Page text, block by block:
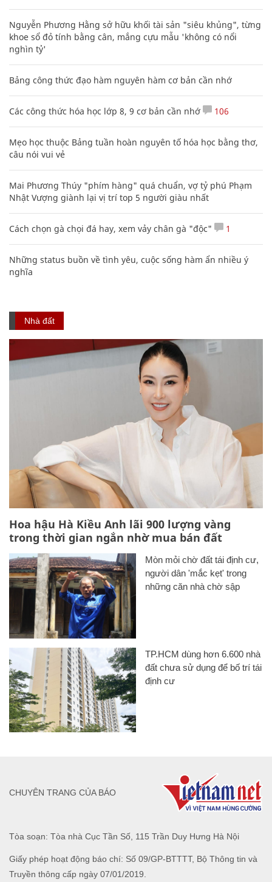
Nguyễn Phương Hằng sở hữu khối tài sản "siêu khủng", từng
khoe sổ đỏ tính bằng cân, mắng cựu mẫu 'không có nổi
nghìn tỷ'
Bảng công thức đạo hàm nguyên hàm cơ bản cần nhớ
Các công thức hóa học lớp 8, 9 cơ bản cần nhớ 106
Mẹo học thuộc Bảng tuần hoàn nguyên tố hóa học bằng thơ,
câu nói vui vẻ
Mai Phương Thúy "phím hàng" quá chuẩn, vợ tỷ phú Phạm
Nhật Vượng giành lại vị trí top 5 người giàu nhất
Cách chọn gà chọi đá hay, xem vảy chân gà "độc" 1
Những status buồn về tình yêu, cuộc sống hàm ẩn nhiều ý
nghĩa
Nhà đất
Hoa hậu Hà Kiều Anh lãi 900 lượng vàng
trong thời gian ngắn nhờ mua bán đất
Mòn mỏi chờ đất tái định cư,
người dân 'mắc kẹt' trong
những căn nhà chờ sập
TP.HCM dùng hơn 6.600 nhà
đất chưa sử dụng để bố trí tái
định cư
Tòa soạn: Tòa nhà Cục Tần Số, 115 Trần Duy Hưng Hà Nội
Giấy phép hoạt động báo chí: Số 09/GP-BTTTT, Bộ Thông tin và
Truyền thông cấp ngày 07/01/2019.
CHUYÊN TRANG CỦA BÁO